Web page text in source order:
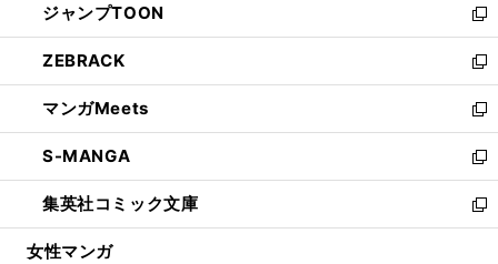
く
で
開
く
ド
ウ
で
開
く
ィ
ン
ド
ウ
で
開
く
い
ウ
ィ
ン
ド
ウ
で
開
く
ジャンプTOON
新
し
い
ウ
ィ
ン
ド
ウ
で
開
ZEBRACK
新
し
い
ウ
ィ
ン
ド
ウ
マンガMeets
新
し
い
ウ
ィ
ン
S-MANGA
新
し
い
ウ
集英社コミック文庫
新
し
女性マンガ